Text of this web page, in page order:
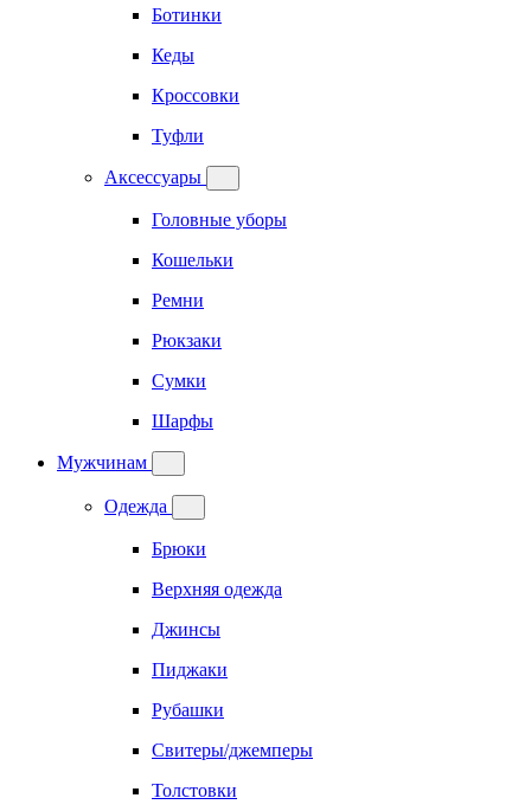
Ботинки
Кеды
Кроссовки
Туфли
Аксессуары
Головные уборы
Кошельки
Ремни
Рюкзаки
Сумки
Шарфы
Мужчинам
Одежда
Брюки
Верхняя одежда
Джинсы
Пиджаки
Рубашки
Свитеры/джемперы
Толстовки